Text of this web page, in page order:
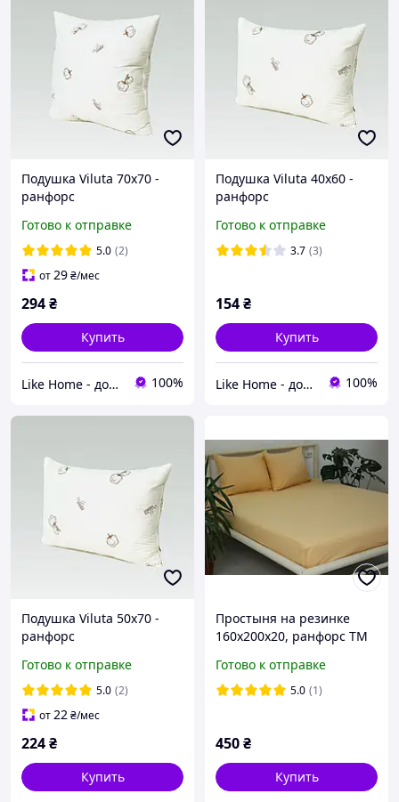
Подушка Viluta 70x70 -
ранфорс
Готово к отправке
5.0 (2)
от29₴/мес
294₴
Купить
Like Home - домашний уют для всей семьи. Будьте как дома 🤗 100%
Подушка Viluta 40x60 -
ранфорс
Готово к отправке
3.7 (3)
154₴
Купить
Like Home - домашний уют для всей семьи. Будьте как дома 🤗 100%
Подушка Viluta 50x70 -
ранфорс
Готово к отправке
5.0 (2)
от22₴/мес
224₴
Купить
Простыня на резинке
160х200х20, ранфорс ТМ
Готово к отправке
5.0 (1)
450₴
Купить